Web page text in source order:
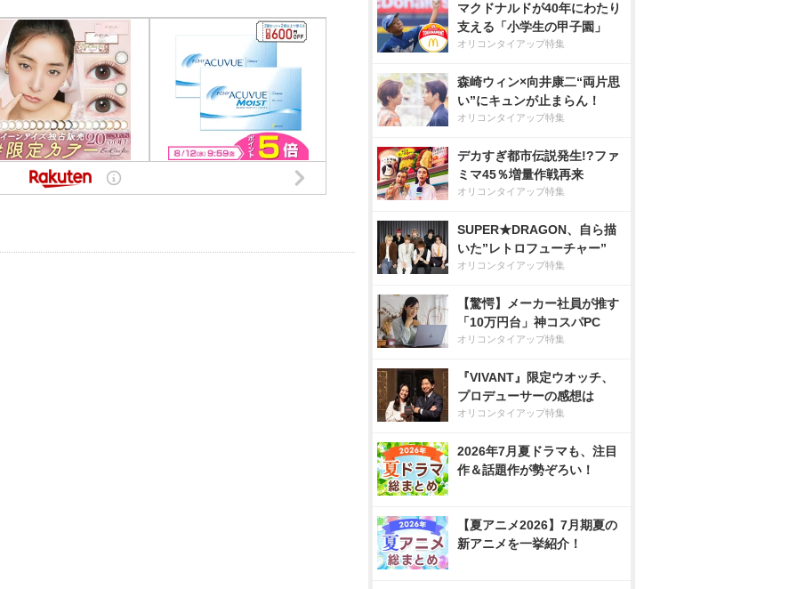
マクドナルドが40年にわたり
支える「小学生の甲子園」
オリコンタイアップ特集
森崎ウィン×向井康二“両片思
い”にキュンが止まらん！
オリコンタイアップ特集
デカすぎ都市伝説発生!?ファ
ミマ45％増量作戦再来
オリコンタイアップ特集
SUPER★DRAGON、自ら描
いた”レトロフューチャー”
オリコンタイアップ特集
【驚愕】メーカー社員が推す
「10万円台」神コスパPC
オリコンタイアップ特集
『VIVANT』限定ウオッチ、
プロデューサーの感想は
オリコンタイアップ特集
2026年7月夏ドラマも、注目
作＆話題作が勢ぞろい！
【夏アニメ2026】7月期夏の
新アニメを一挙紹介！